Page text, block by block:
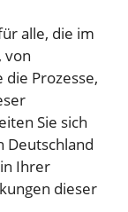
alle, die im
von
Prozesse,
Sie sich
Deutschland
Ihrer
dieser